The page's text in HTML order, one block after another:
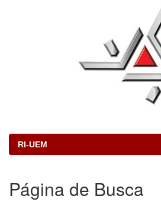
RI-UEM
Página de Busca